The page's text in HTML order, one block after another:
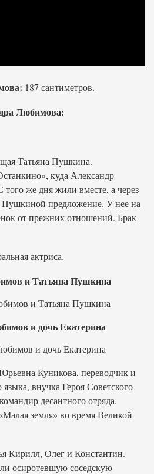
187 сантиметров.
Любимова:
Татьяна Пушкина.
куда Александр
же дня жили вместе, а через
предложение. У нее на
от прежних отношений. Брак
актриса.
и Татьяна Пушкина
и дочь Екатерина
Куникова, переводчик и
языка, внучка Героя Советского
десантного отряда,
земля» во время Великой
Кирилл, Олег и Константин.
осиротевшую соседскую